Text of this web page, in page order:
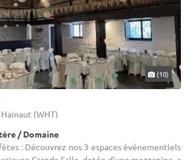
(10)
(WHT)
/ Domaine
: Découvrez nos 3 espaces événementiels